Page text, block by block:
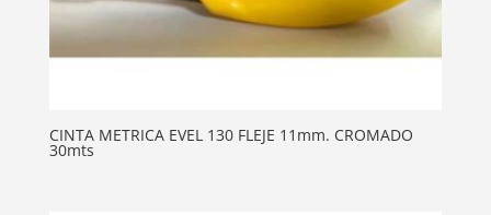
CINTA METRICA EVEL 130 FLEJE 11mm. CROMADO
30mts